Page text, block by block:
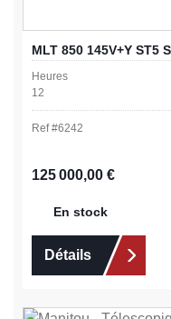
MLT 850 145V+Y ST5
Heures
12
Ref #6242
Prix régulier :
125 000,00 €
En stock
Détails